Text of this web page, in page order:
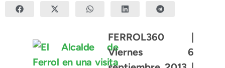
FERROL360 |
Viernes 6